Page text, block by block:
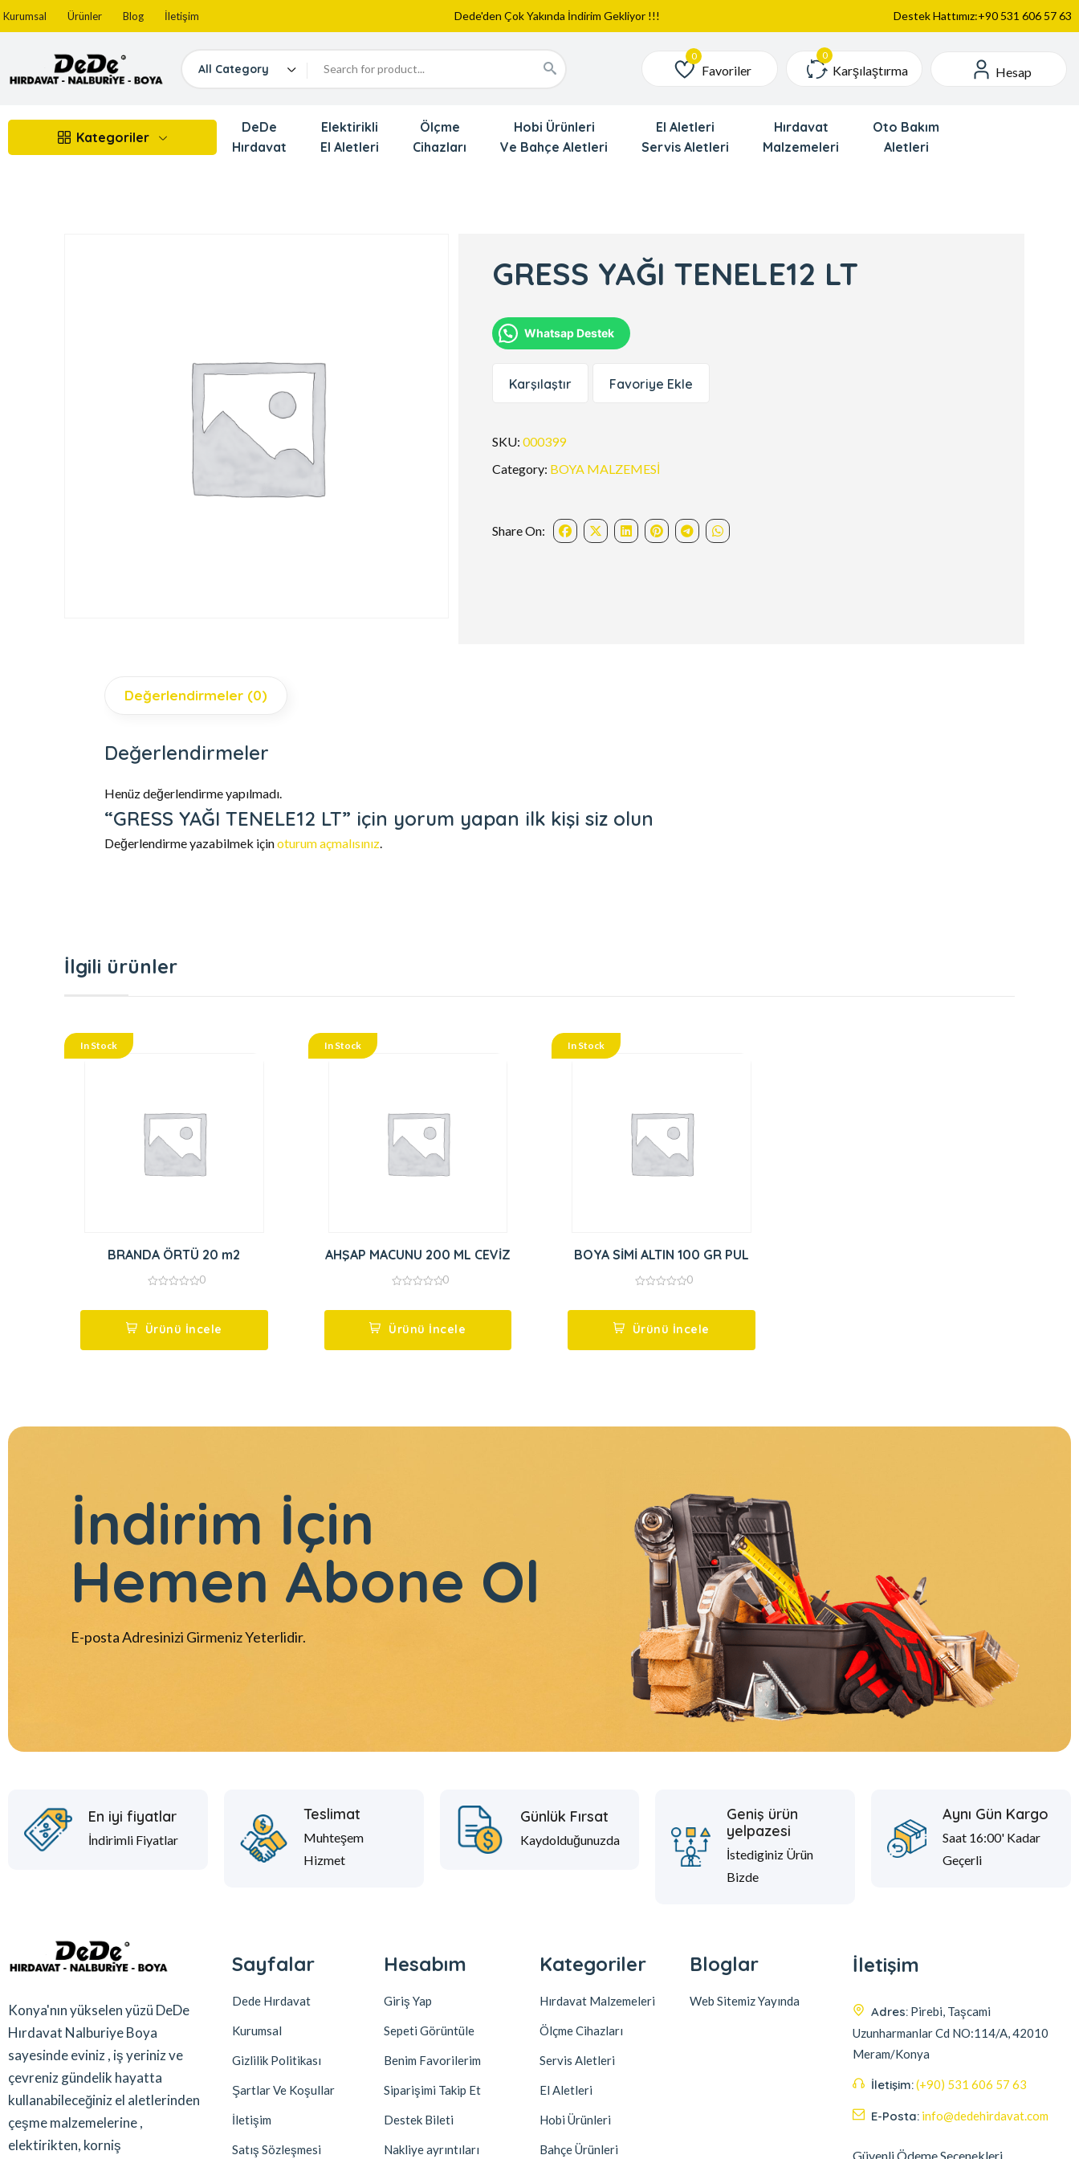
Kurumsal Ürünler Blog İletişim
Web Sitemiz Yayında
Yeni Eklenen Ürünlerimizi İnceledinizmi ?
Destek Hattımız:+90 531 606 57 63
All Category Favoriler
Favoriler Karşılaştırma Hesap
Kategoriler
DeDe
Hırdavat
Elektirikli
El Aletleri
Ölçme
Cihazları
Hobi Ürünleri
Ve Bahçe Aletleri
El Aletleri
Servis Aletleri
Hırdavat
Malzemeleri
Oto Bakım
Aletleri
GRESS YAĞI TENELE12 LT
Whatsap Destek
Karşılaştır Favoriye Ekle
SKU:000399
Category: BOYA MALZEMESİ
Share On:
Değerlendirmeler (0)
Değerlendirmeler
Henüz değerlendirme yapılmadı.
“GRESS YAĞI TENELE12 LT” için yorum yapan ilk kişi siz olun
Değerlendirme yazabilmek içinoturum açmalısınız.
İlgili ürünler
In Stock
BRANDA ÖRTÜ 20 m2
5
0
Ürünü İncele
In Stock
AHŞAP MACUNU 200 ML CEVİZ
5
0
Ürünü İncele
In Stock
BOYA SİMİ ALTIN 100 GR PUL
5
0
Ürünü İncele
İndirim İçin
Hemen Abone Ol
E-posta Adresinizi Girmeniz Yeterlidir.
En iyi fiyatlar
İndirimli Fiyatlar
Teslimat
Muhteşem
Hizmet
Günlük Fırsat
Kaydolduğunuzda
Geniş ürün
yelpazesi
İstediginiz Ürün
Bizde
Aynı Gün Kargo
Saat 16:00' Kadar
Geçerli
Konya'nın yükselen yüzü DeDe
Hırdavat Nalburiye Boya
sayesinde eviniz , iş yeriniz ve
çevreniz gündelik hayatta
kullanabileceğiniz el aletlerinden
çeşme malzemelerine ,
elektirikten, korniş
Sayfalar
Dede Hırdavat
Kurumsal
Gizlilik Politikası
Şartlar Ve Koşullar
İletişim
Satış Sözleşmesi
Hesabım
Giriş Yap
Sepeti Görüntüle
Benim Favorilerim
Siparişimi Takip Et
Destek Bileti
Nakliye ayrıntıları
Kategoriler
Hırdavat Malzemeleri
Ölçme Cihazları
Servis Aletleri
El Aletleri
Hobi Ürünleri
Bahçe Ürünleri
Bloglar
Web Sitemiz Yayında
İletişim
Adres: Pirebi, Taşcami
Uzunharmanlar Cd NO:114/A, 42010
Meram/Konya
İletişim:(+90) 531 606 57 63
E-Posta: info@dedehirdavat.com
Güvenli Ödeme Seçenekleri